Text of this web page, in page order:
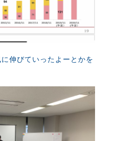
伸びていったよーとかを